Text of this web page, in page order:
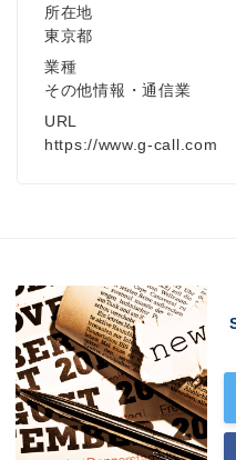
所在地
東京都
業種
その他情報・通信業
URL
https://www.g-call.com